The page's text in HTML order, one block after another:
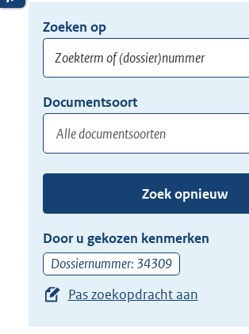
Opnieuw
zoeken:
Zoeken op
of
(dossier)nummer
hier
uw
zoekterm
of
(dossier)nummer
in
Documentsoort
of
de
pijl
beneden
toets
Zoek opnieuw
Door u gekozen kenmerken
Dossiernummer: 34309
Pas zoekopdracht aan